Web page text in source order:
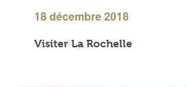
18 décembre 2018
Visiter La Rochelle